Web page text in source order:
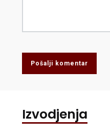
Pošalji komentar
Izvodjenja